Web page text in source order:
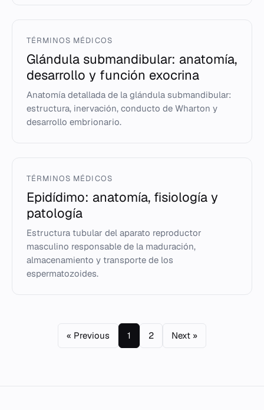
TÉRMINOS MÉDICOS
Glándula submandibular: anatomía,
desarrollo y función exocrina
Anatomía detallada de la glándula submandibular:
estructura, inervación, conducto de Wharton y
desarrollo embrionario.
TÉRMINOS MÉDICOS
Epidídimo: anatomía, fisiología y
patología
Estructura tubular del aparato reproductor
masculino responsable de la maduración,
almacenamiento y transporte de los
espermatozoides.
« Previous 1 2 Next »